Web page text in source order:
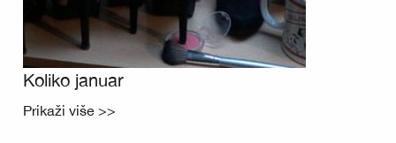
Koliko januar
Prikaži više >>